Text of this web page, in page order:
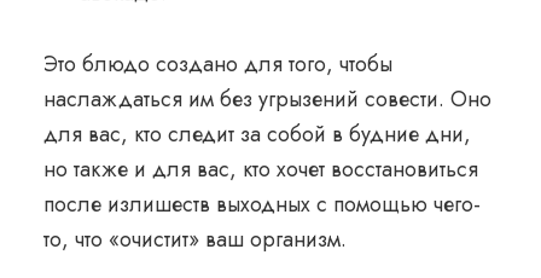
Это блюдо создано для того, чтобы
наслаждаться им без угрызений совести. Оно
для вас, кто следит за собой в будние дни,
но также и для вас, кто хочет восстановиться
после излишеств выходных с помощью чего-
то, что «очистит» ваш организм.